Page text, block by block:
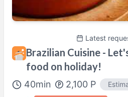
Latest
Brazilian Cuisine -
food on holiday!
40min 2,100 P